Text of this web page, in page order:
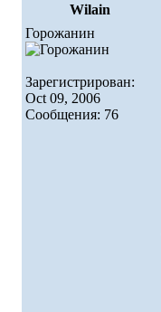
Wilain
Горожанин
Зарегистрирован:
Oct 09, 2006
Сообщения: 76